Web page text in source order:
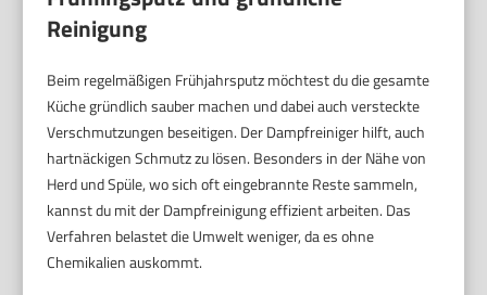
Reinigung
Beim regelmäßigen Frühjahrsputz möchtest du die gesamte
Küche gründlich sauber machen und dabei auch versteckte
Verschmutzungen beseitigen. Der Dampfreiniger hilft, auch
hartnäckigen Schmutz zu lösen. Besonders in der Nähe von
Herd und Spüle, wo sich oft eingebrannte Reste sammeln,
kannst du mit der Dampfreinigung effizient arbeiten. Das
Verfahren belastet die Umwelt weniger, da es ohne
Chemikalien auskommt.